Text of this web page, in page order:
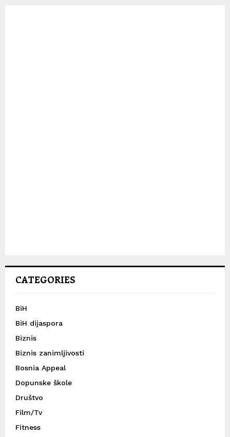
CATEGORIES
BiH
BiH dijaspora
Biznis
Biznis zanimljivosti
Bosnia Appeal
Dopunske škole
Društvo
Film/Tv
Fitness